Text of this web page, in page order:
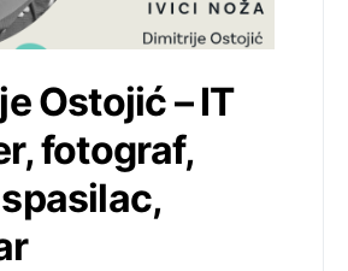
Ostojić – IT
fotograf,